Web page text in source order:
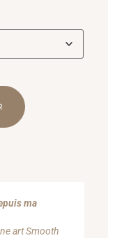
ma
art Smooth